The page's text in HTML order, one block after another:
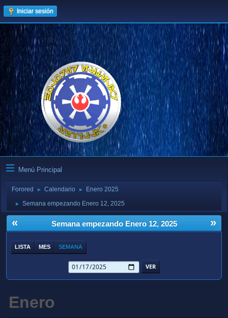
Iniciar sesión
Menú Principal
Forored ► Calendario ► Enero 2025
► Semana empezando Enero 12, 2025
« »
Semana empezando Enero 12, 2025
LISTA MES SEMANA
Enero